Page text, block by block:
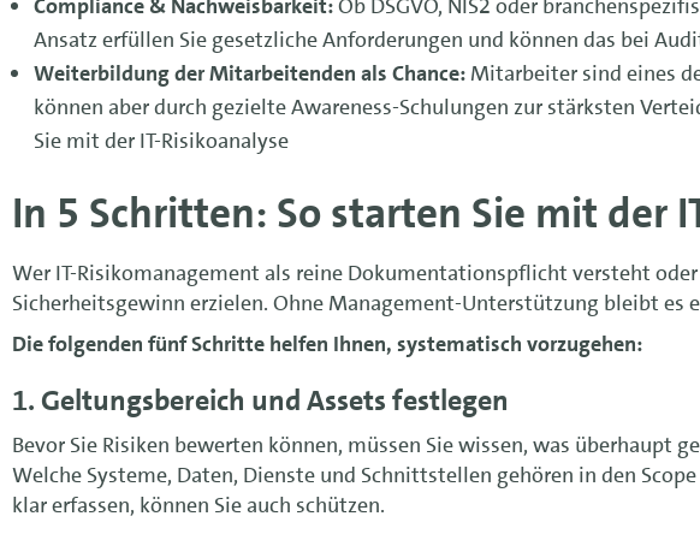
Ansatz erfüllen Sie gesetzliche Anforderungen und können das bei
Weiterbildung der Mitarbeitenden als Chance: Mitarbeiter sind eines
können aber durch gezielteAwareness-Schulungen zur stärksten
Sie mit der IT-Risikoanalyse
In 5 Schritten: So starten Sie mit der
Wer IT-Risikomanagement als reine Dokumentationspflicht versteht
Sicherheitsgewinn erzielen. Ohne Management-Unterstützung bleibt es
Die folgenden fünf Schritte helfen Ihnen, systematisch vorzugehen:
1. Geltungsbereich und Assets festlegen
Bevor Sie Risiken bewerten können, müssen Sie wissen, was überhaupt
Welche Systeme, Daten, Dienste und Schnittstellen gehören in den
klar erfassen, können Sie auch schützen.